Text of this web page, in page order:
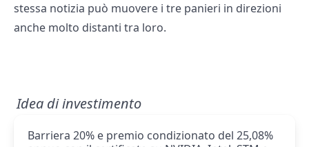
stessa notizia può muovere i tre panieri in direzioni
anche molto distanti tra loro.
Idea di investimento
Barriera 20% e premio condizionato del 25,08%